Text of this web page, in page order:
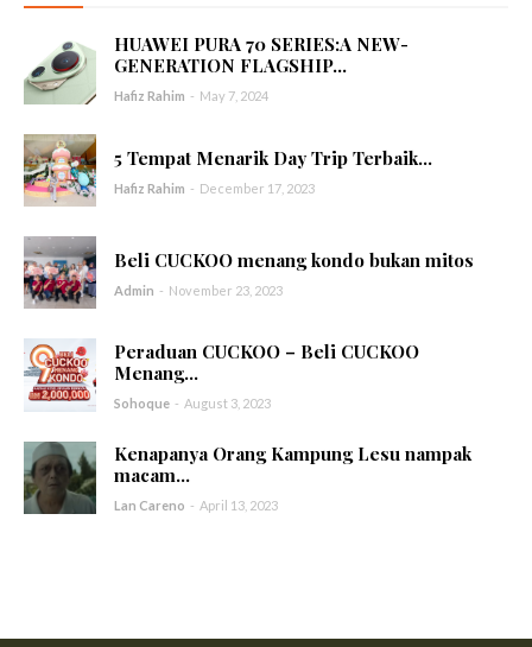
HUAWEI PURA 70 SERIES:A NEW-
GENERATION FLAGSHIP...
Hafiz Rahim - May 7, 2024
5 Tempat Menarik Day Trip Terbaik...
Hafiz Rahim - December 17, 2023
Beli CUCKOO menang kondo bukan mitos
Admin - November 23, 2023
Peraduan CUCKOO – Beli CUCKOO
Menang...
Sohoque - August 3, 2023
Kenapanya Orang Kampung Lesu nampak
macam...
Lan Careno - April 13, 2023